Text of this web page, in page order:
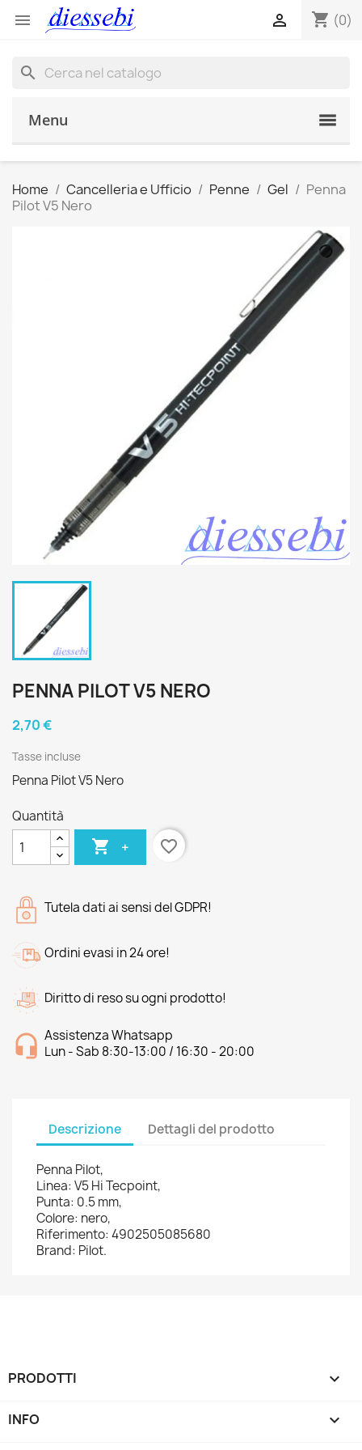
 shopping_cart (0)

search
Menu
Home Cancelleria e Ufficio Penne Gel
Penna
Pilot V5 Nero
PENNA PILOT V5 NERO
2,70 €
Tasse incluse
Penna Pilot V5 Nero
Quantità
 + favorite_border
Tutela dati ai sensi del GDPR!
Ordini evasi in 24 ore!
Diritto di reso su ogni prodotto!
Assistenza Whatsapp
Lun - Sab 8:30-13:00 / 16:30 - 20:00
Descrizione Dettagli del prodotto
Penna Pilot,
Linea: V5 Hi Tecpoint,
Punta: 0.5 mm,
Colore: nero,
Riferimento: 4902505085680
Brand: Pilot.
PRODOTTI 
INFO 